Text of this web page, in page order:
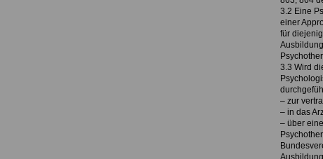
3.2 Eine
einer
für
3.3 Wird
– zur
– in das
– über